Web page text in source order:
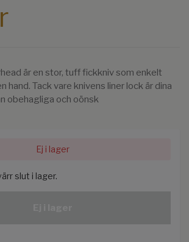
är en stor, tuff fickkniv som enkelt
hand. Tack vare knivens liner lock är dina
obehagliga och oönsk
Ej i lager
slut i lager.